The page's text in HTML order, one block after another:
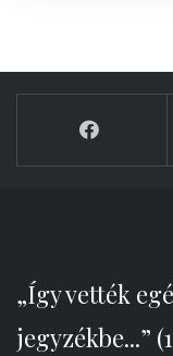
„Így vették
jegyzékbe...”